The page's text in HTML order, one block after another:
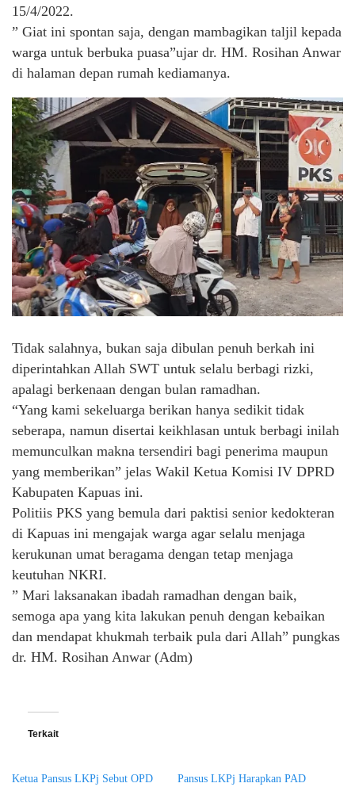
15/4/2022.
” Giat ini spontan saja, dengan mambagikan taljil kepada
warga untuk berbuka puasa”ujar dr. HM. Rosihan Anwar
di halaman depan rumah kediamanya.
Tidak salahnya, bukan saja dibulan penuh berkah ini
diperintahkan Allah SWT untuk selalu berbagi rizki,
apalagi berkenaan dengan bulan ramadhan.
“Yang kami sekeluarga berikan hanya sedikit tidak
seberapa, namun disertai keikhlasan untuk berbagi inilah
memunculkan makna tersendiri bagi penerima maupun
yang memberikan” jelas Wakil Ketua Komisi IV DPRD
Kabupaten Kapuas ini.
Politiis PKS yang bemula dari paktisi senior kedokteran
di Kapuas ini mengajak warga agar selalu menjaga
kerukunan umat beragama dengan tetap menjaga
keutuhan NKRI.
” Mari laksanakan ibadah ramadhan dengan baik,
semoga apa yang kita lakukan penuh dengan kebaikan
dan mendapat khukmah terbaik pula dari Allah” pungkas
dr. HM. Rosihan Anwar (Adm)
Terkait
Ketua Pansus LKPj Sebut OPD
Pansus LKPj Harapkan PAD